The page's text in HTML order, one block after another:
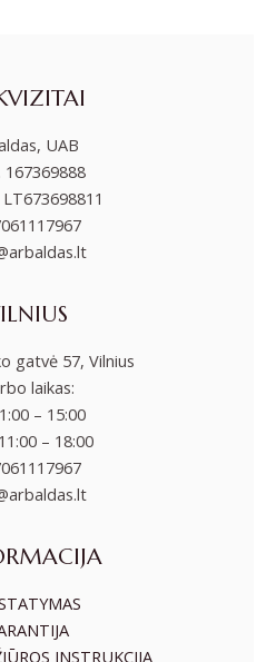
UAB
167369888
LT673698811
gatvė 57, Vilnius
laikas:
– 15:00
– 18:00
INSTRUKCIJA